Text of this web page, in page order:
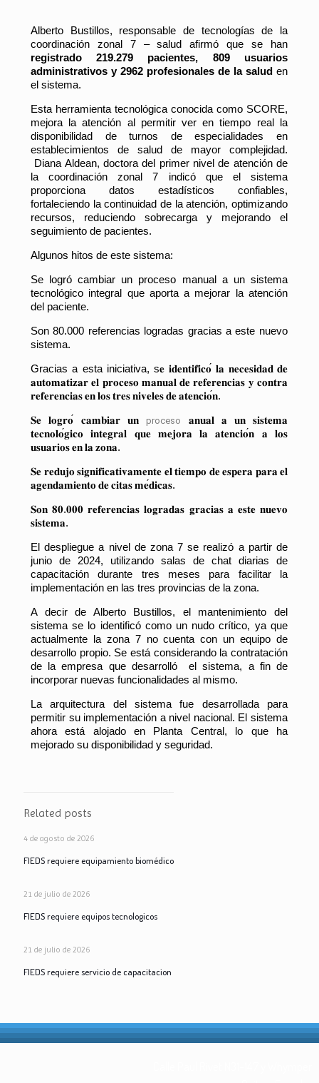
Alberto Bustillos, responsable de tecnologías de la
coordinación zonal 7 – salud afirmó que se han
registrado 219.279 pacientes, 809 usuarios
administrativos y 2962 profesionales de la salud en
el sistema.
Esta herramienta tecnológica conocida como SCORE,
mejora la atención al permitir ver en tiempo real la
disponibilidad de turnos de especialidades en
establecimientos de salud de mayor complejidad.
Diana Aldean, doctora del primer nivel de atención de
la coordinación zonal 7 indicó que el sistema
proporciona datos estadísticos confiables,
fortaleciendo la continuidad de la atención, optimizando
recursos, reduciendo sobrecarga y mejorando el
seguimiento de pacientes.
Algunos hitos de este sistema:
Se logró cambiar un proceso manual a un sistema
tecnológico integral que aporta a mejorar la atención
del paciente.
Son 80.000 referencias logradas gracias a este nuevo
sistema.
Gracias a esta iniciativa, s𝐞 𝐢𝐝𝐞𝐧𝐭𝐢𝐟𝐢𝐜𝐨́𝐥𝐚 𝐧𝐞𝐜𝐞𝐬𝐢𝐝𝐚𝐝 𝐝𝐞
𝐚𝐮𝐭𝐨𝐦𝐚𝐭𝐢𝐳𝐚𝐫 𝐞𝐥 𝐩𝐫𝐨𝐜𝐞𝐬𝐨 𝐦𝐚𝐧𝐮𝐚𝐥 𝐝𝐞 𝐫𝐞𝐟𝐞𝐫𝐞𝐧𝐜𝐢𝐚𝐬 𝐲 𝐜𝐨𝐧𝐭𝐫𝐚
𝐫𝐞𝐟𝐞𝐫𝐞𝐧𝐜𝐢𝐚𝐬𝐞𝐧𝐥𝐨𝐬𝐭𝐫𝐞𝐬𝐧𝐢𝐯𝐞𝐥𝐞𝐬𝐝𝐞𝐚𝐭𝐞𝐧𝐜𝐢𝐨𝐧.
𝐒𝐞 𝐥𝐨𝐠𝐫𝐨 ́𝐜𝐚𝐦𝐛𝐢𝐚𝐫 𝐮𝐧 proceso 𝐚𝐧𝐮𝐚𝐥 𝐚 𝐮𝐧
𝐬𝐢𝐬𝐭𝐞𝐦𝐚
𝐭𝐞𝐜𝐧𝐨𝐥𝐨𝐠𝐢𝐜𝐨 𝐢𝐧𝐭𝐞𝐠𝐫𝐚𝐥 𝐪𝐮𝐞 𝐦𝐞𝐣𝐨𝐫𝐚 𝐥𝐚 𝐚𝐭𝐞𝐧𝐜𝐢𝐨𝐧 𝐚
𝐥𝐨𝐬
𝐮𝐬𝐮𝐚𝐫𝐢𝐨𝐬𝐞𝐧𝐥𝐚 𝐳𝐨𝐧𝐚.
𝐒𝐞 𝐫𝐞𝐝𝐮𝐣𝐨 𝐬𝐢𝐠𝐧𝐢𝐟𝐢𝐜𝐚𝐭𝐢𝐯𝐚𝐦𝐞𝐧𝐭𝐞 𝐞𝐥 𝐭𝐢𝐞𝐦𝐩𝐨 𝐝𝐞 𝐞𝐬𝐩𝐞𝐫𝐚 𝐩𝐚𝐫𝐚 𝐞𝐥
𝐚𝐠𝐞𝐧𝐝𝐚𝐦𝐢𝐞𝐧𝐭𝐨𝐝𝐞𝐜𝐢𝐭𝐚𝐬𝐦𝐞𝐝𝐢𝐜𝐚𝐬.
𝐒𝐨𝐧 𝟖𝟎.𝟎𝟎𝟎 𝐫𝐞𝐟𝐞𝐫𝐞𝐧𝐜𝐢𝐚𝐬 𝐥𝐨𝐠𝐫𝐚𝐝𝐚𝐬 𝐠𝐫𝐚𝐜𝐢𝐚𝐬 𝐚 𝐞𝐬𝐭𝐞 𝐧𝐮𝐞𝐯𝐨
𝐬𝐢𝐬𝐭𝐞𝐦𝐚.
El despliegue a nivel de zona 7 se realizó a partir de
junio de 2024, utilizando salas de chat diarias de
capacitación durante tres meses para facilitar la
implementación en las tres provincias de la zona.
A decir de Alberto Bustillos, el mantenimiento del
sistema se lo identificó como un nudo crítico, ya que
actualmente la zona 7 no cuenta con un equipo de
desarrollo propio. Se está considerando la contratación
de la empresa que desarrolló el sistema, a fin de
incorporar nuevas funcionalidades al mismo.
La arquitectura del sistema fue desarrollada para
permitir su implementación a nivel nacional. El sistema
ahora está alojado en Planta Central, lo que ha
mejorado su disponibilidad y seguridad.
Related posts
4 de agosto de 2026
FIEDS requiere equipamiento biomédico
21 de julio de 2026
FIEDS requiere equipos tecnologicos
21 de julio de 2026
FIEDS requiere servicio de capacitacion